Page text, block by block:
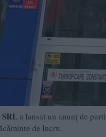
a lansat un anunț de
de lucru.